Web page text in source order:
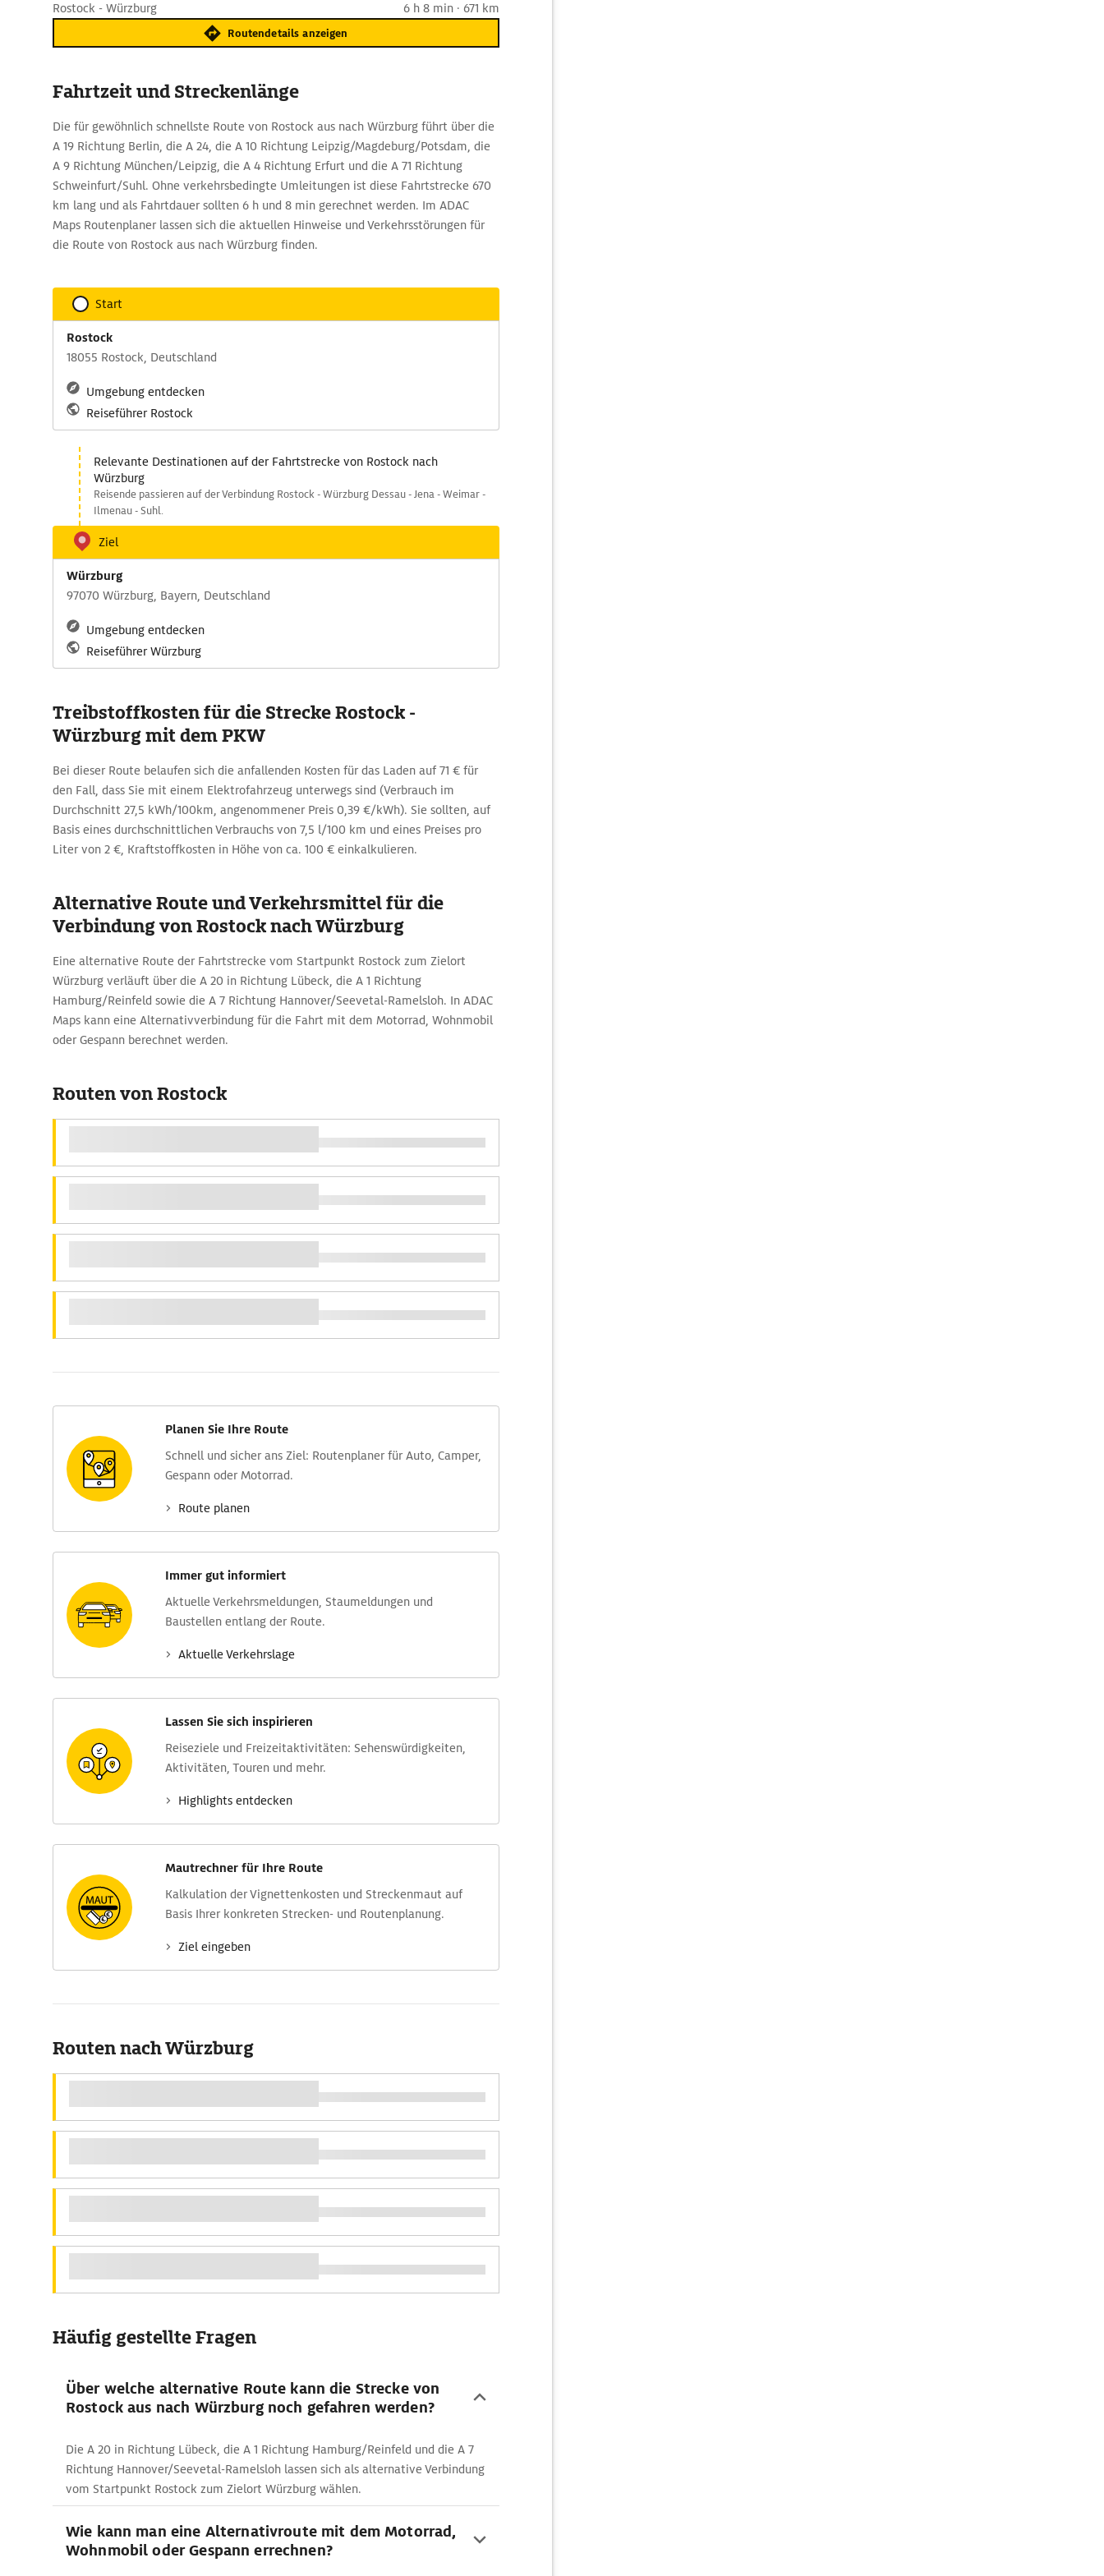
Rostock - Würzburg 6 h 8 min · 671 km
Routendetails anzeigen
Fahrtzeit und Streckenlänge
Die für gewöhnlich schnellste Route von Rostock aus nach Würzburg führt über die
A 19 Richtung Berlin, die A 24, die A 10 Richtung Leipzig/Magdeburg/Potsdam, die
A 9 Richtung München/Leipzig, die A 4 Richtung Erfurt und die A 71 Richtung
Schweinfurt/Suhl. Ohne verkehrsbedingte Umleitungen ist diese Fahrtstrecke 670
km lang und als Fahrtdauer sollten 6 h und 8 min gerechnet werden. Im ADAC
Maps Routenplaner lassen sich die aktuellen Hinweise und Verkehrsstörungen für
die Route von Rostock aus nach Würzburg finden.
Start
Rostock
18055 Rostock, Deutschland
Umgebung entdecken
Reiseführer Rostock
Relevante Destinationen auf der Fahrtstrecke von Rostock nach
Würzburg
Reisende passieren auf der Verbindung Rostock - Würzburg Dessau - Jena - Weimar -
Ilmenau - Suhl.
Ziel
Würzburg
97070 Würzburg, Bayern, Deutschland
Umgebung entdecken
Reiseführer Würzburg
Treibstoffkosten für die Strecke Rostock -
Würzburg mit dem PKW
Bei dieser Route belaufen sich die anfallenden Kosten für das Laden auf 71 € für
den Fall, dass Sie mit einem Elektrofahrzeug unterwegs sind (Verbrauch im
Durchschnitt 27,5 kWh/100km, angenommener Preis 0,39 €/kWh). Sie sollten, auf
Basis eines durchschnittlichen Verbrauchs von 7,5 l/100 km und eines Preises pro
Liter von 2 €, Kraftstoffkosten in Höhe von ca. 100 € einkalkulieren.
Alternative Route und Verkehrsmittel für die
Verbindung von Rostock nach Würzburg
Eine alternative Route der Fahrtstrecke vom Startpunkt Rostock zum Zielort
Würzburg verläuft über die A 20 in Richtung Lübeck, die A 1 Richtung
Hamburg/Reinfeld sowie die A 7 Richtung Hannover/Seevetal-Ramelsloh. In ADAC
Maps kann eine Alternativverbindung für die Fahrt mit dem Motorrad, Wohnmobil
oder Gespann berechnet werden.
Routen von Rostock
Planen Sie Ihre Route
Schnell und sicher ans Ziel: Routen­planer für Auto, Camper,
Gespann oder Motorrad.
Route planen
Immer gut informiert
Aktuelle Verkehrs­meldungen, Stau­meldungen und
Baustellen entlang der Route.
Aktuelle Verkehrs­lage
Lassen Sie sich inspirieren
Reise­ziele und Freizeit­aktivitäten: Sehens­würdig­keiten,
Aktivitäten, Touren und mehr.
Highlights entdecken
Mautrechner für Ihre Route
Kalkulation der Vignettenkosten und Streckenmaut auf
Basis Ihrer konkreten Strecken- und Routenplanung.
Ziel eingeben
Routen nach Würzburg
Häufig gestellte Fragen
Über welche alternative Route kann die Strecke von
Rostock aus nach Würzburg noch gefahren werden?
Die A 20 in Richtung Lübeck, die A 1 Richtung Hamburg/Reinfeld und die A 7
Richtung Hannover/Seevetal-Ramelsloh lassen sich als alternative Verbindung
vom Startpunkt Rostock zum Zielort Würzburg wählen.
Wie kann man eine Alternativroute mit dem Motorrad,
Wohnmobil oder Gespann errechnen?